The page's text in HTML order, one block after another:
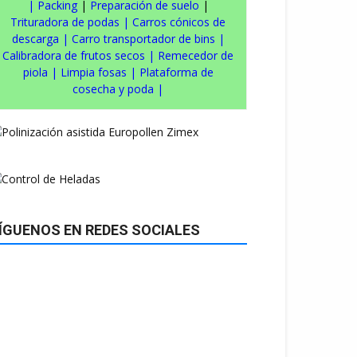
| Packing| Preparación de suelo |
Trituradora de podas | Carros cónicos de
descarga | Carro transportador de bins |
Calibradora de frutos secos | Remecedor de
piola | Limpia fosas | Plataforma de
cosecha y poda |
EN REDES SOCIALES